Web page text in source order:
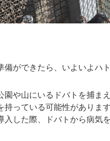
ができたら、いよいよハ
や山にいるドバトを捕ま
っている可能性がありま
した際、ドバトから病気